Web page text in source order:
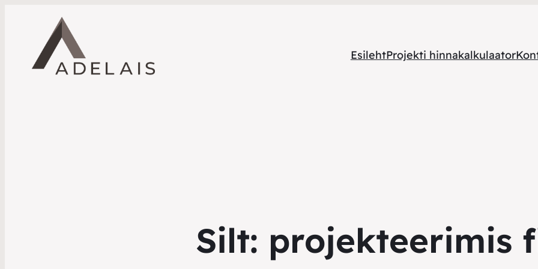
EsilehtProjekti hinnakalkulaator
Silt: projekteerimis